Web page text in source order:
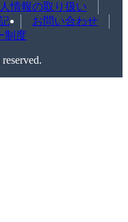
情報の取り扱い
お問い合わせ
制度